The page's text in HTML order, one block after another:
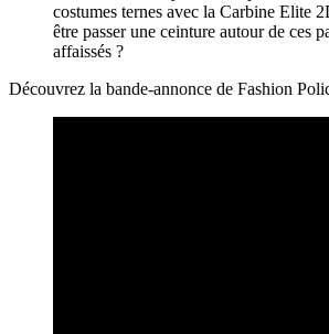
costumes ternes avec la Carbine Elite
être passer une ceinture autour de ces
affaissés ?
Découvrez la bande-annonce de Fashion